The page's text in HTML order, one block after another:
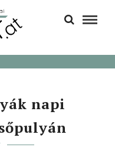
napi